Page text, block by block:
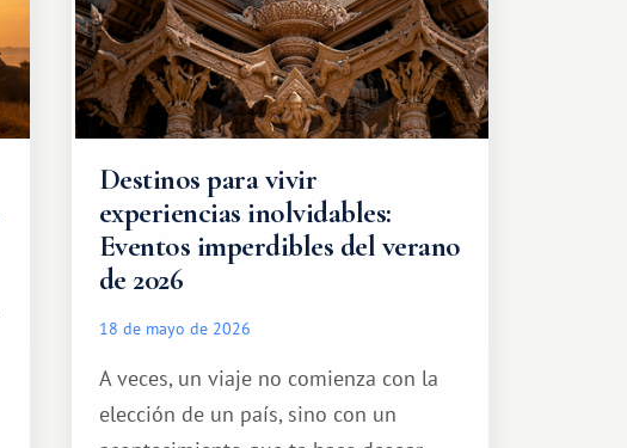
Destinos para vivir
experiencias inolvidables:
Eventos imperdibles del verano
de 2026
18 de mayo de 2026
A veces, un viaje no comienza con la
elección de un país, sino con un